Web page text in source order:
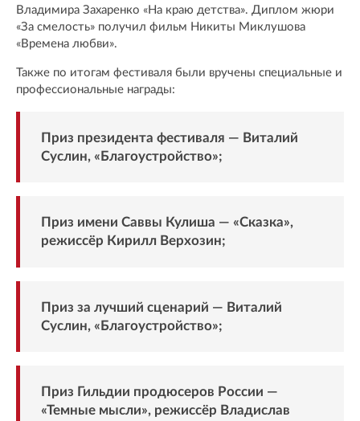
Владимира Захаренко «На краю детства». Диплом жюри
«За смелость» получил фильм Никиты Миклушова
«Времена любви».
Также по итогам фестиваля были вручены специальные и
профессиональные награды:
Приз президента фестиваля — Виталий
Суслин, «Благоустройство»;
Приз имени Саввы Кулиша — «Сказка»,
режиссёр Кирилл Верхозин;
Приз за лучший сценарий — Виталий
Суслин, «Благоустройство»;
Приз Гильдии продюсеров России —
«Темные мысли», режиссёр Владислав